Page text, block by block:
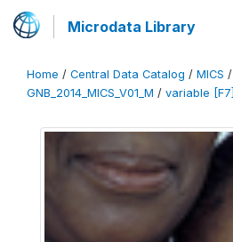
Microdata Library
Home / Central Data Catalog / MICS /
GNB_2014_MICS_V01_M / variable [F7]